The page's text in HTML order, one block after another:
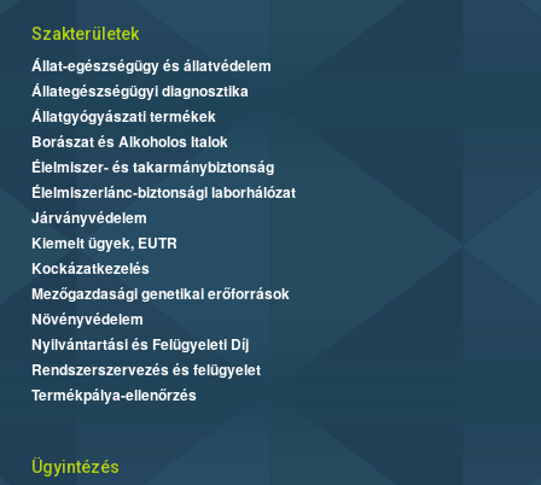
Szakterületek
Állat-egészségügy és állatvédelem
Állategészségügyi diagnosztika
Állatgyógyászati termékek
Borászat és Alkoholos Italok
Élelmiszer- és takarmánybiztonság
Élelmiszerlánc-biztonsági laborhálózat
Járványvédelem
Kiemelt ügyek, EUTR
Kockázatkezelés
Mezőgazdasági genetikai erőforrások
Növényvédelem
Nyilvántartási és Felügyeleti Díj
Rendszerszervezés és felügyelet
Termékpálya-ellenőrzés
Ügyintézés